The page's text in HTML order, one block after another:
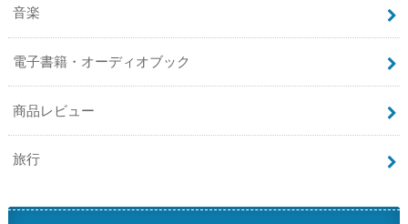
音楽
電子書籍・オーディオブック
商品レビュー
旅行